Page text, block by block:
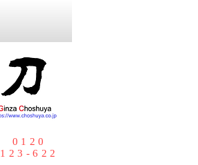
0120
123-622